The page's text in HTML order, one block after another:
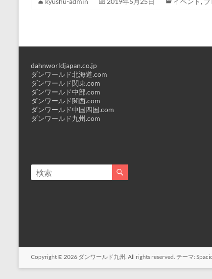
dahnworldjapan.co.jp
ダンワールド北海道.com
ダンワールド関東.com
ダンワールド中部.com
ダンワールド関西.com
ダンワールド中国四国.com
ダンワールド九州.com
Copyright © 2026 ダンワールド九州 . All rights reserved. テーマ: